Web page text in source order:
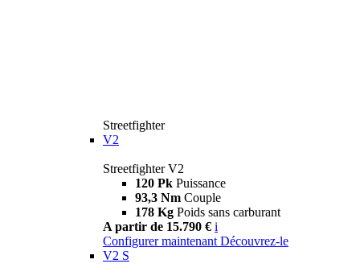
Streetfighter
V2
Streetfighter V2
120 Pk Puissance
93,3 Nm Couple
178 Kg Poids sans carburant
A partir de 15.790 € i
Configurer maintenant Découvrez-le
V2 S